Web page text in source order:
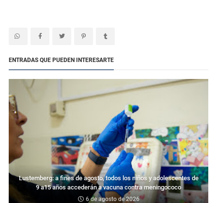
ENTRADAS QUE PUEDEN INTERESARTE
Lustemberg: a fines de agosto, todos los niños y adolescentes de
9 a15 años accederán a vacuna contra meningococo
6 de agosto de 2026